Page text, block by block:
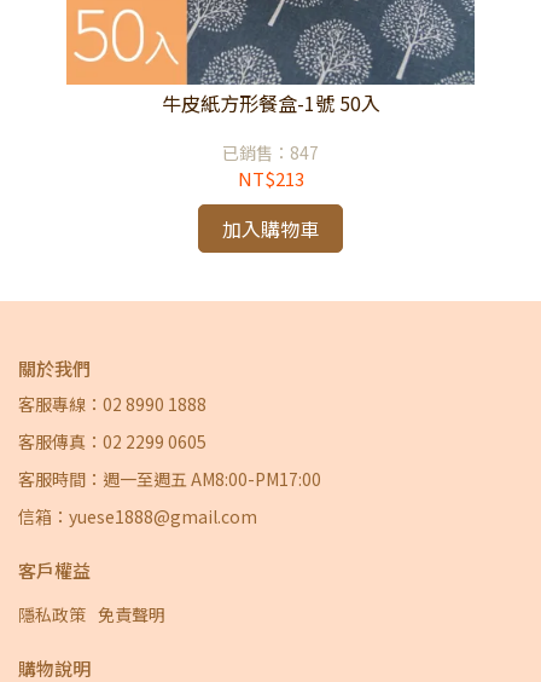
牛皮紙方形餐盒-1號 50入
已銷售：847
NT$213
加入購物車
關於我們
客服專線：02 8990 1888
客服傳真：02 2299 0605
客服時間：週一至週五 AM8:00-PM17:00
信箱：yuese1888@gmail.com
客戶權益
隱私政策 免責聲明
購物說明